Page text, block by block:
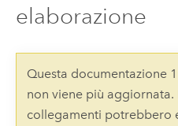
elaborazione
Questa documentazione
non viene più aggiornata.
collegamenti potrebbero